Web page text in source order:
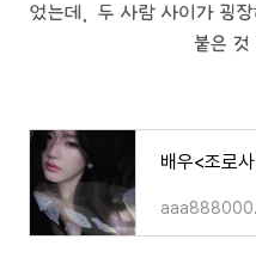
었는데, 두 사람 사이가 굉
붙은 것